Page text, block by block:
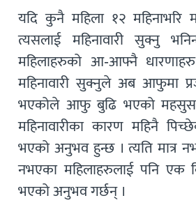
यदि कुनै महिला १२ महिनाभरि
त्यसलाई महिनावारी सुक्नु
महिलाहरुको आ-आफ्नै
महिनावारी सुक्नुले अब आफुमा
भएकोले आफु बुढि भएको
महिनावारीका कारण महिनै
भएको अनुभव हुन्छ । त्यति मात्र
नभएका महिलाहरुलाई पनि एक
भएको अनुभव गर्छन् ।